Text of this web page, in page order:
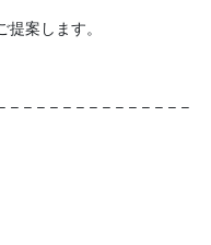
案します。
– – – – – – – – – – – – – –